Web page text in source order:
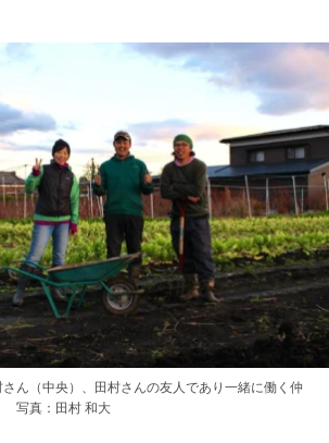
ん（中央）、田村さんの友人であり一緒に働く仲
写真：田村 和大